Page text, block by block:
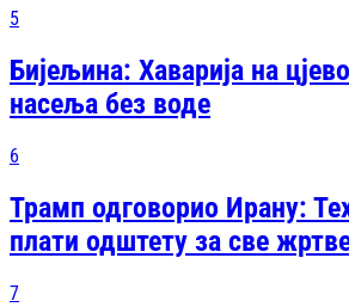
5
Бијељина: Хаварија на
насеља без воде
6
Трамп одговорио Ирану:
плати одштету за све
7